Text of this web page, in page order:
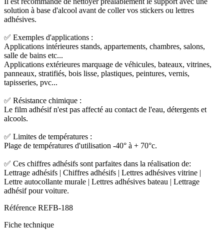
solution à base d'alcool avant de coller vos stickers ou lettres
adhésives.
✅ Exemples d'applications :
Applications intérieures stands, appartements, chambres, salons,
salle de bains etc...
Applications extérieures marquage de véhicules, bateaux, vitrines,
panneaux, stratifiés, bois lisse, plastiques, peintures, vernis,
tapisseries, pvc...
✅ Résistance chimique :
Le film adhésif n'est pas affecté au contact de l'eau, détergents et
alcools.
✅ Limites de températures :
Plage de températures d'utilisation -40° à + 70°c.
✅ Ces chiffres adhésifs sont parfaites dans la réalisation de:
Lettrage adhésifs | Chiffres adhésifs | Lettres adhésives vitrine |
Lettre autocollante murale | Lettres adhésives bateau | Lettrage
adhésif pour voiture.
Référence REFB-188
Fiche technique